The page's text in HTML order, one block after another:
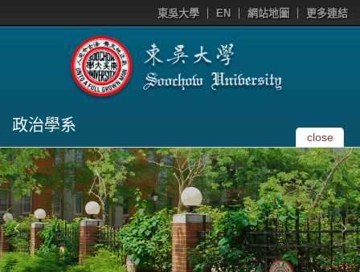
東吳大學 EN 網站地圖 更多連結
政治學系
close